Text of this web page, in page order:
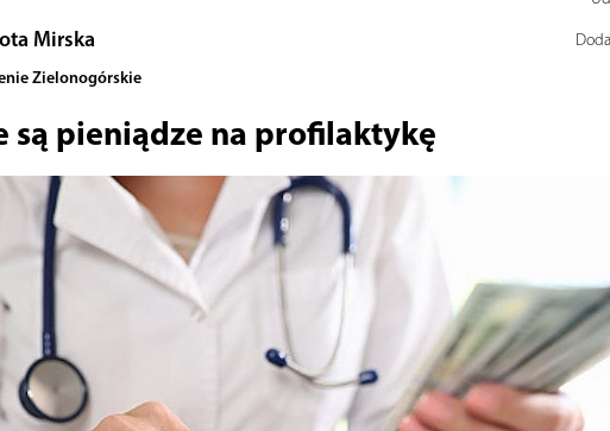
Mirska
Zielonogórskie
są pieniądze na profilaktykę